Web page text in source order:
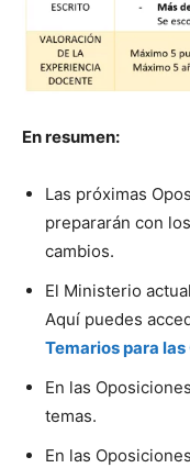
En resumen:
Las próximas
prepararán con
cambios.
El Ministerio
Aquí puedes
Temarios para
En las
temas.
En las